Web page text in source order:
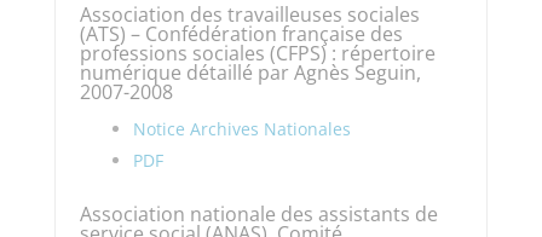
Association des travailleuses sociales
(ATS) – Confédération française des
professions sociales (CFPS) : répertoire
numérique détaillé par Agnès Seguin,
2007-2008
Notice Archives Nationales
PDF
Association nationale des assistants de